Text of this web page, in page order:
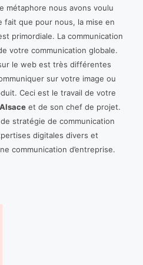
métaphore nous avons voulu
que pour nous, la mise en
primordiale. La communication
votre communication globale.
le web est très différentes
sur votre image ou
Ceci est le travail de votre
et de son chef de projet.
stratégie de communication
digitales divers et
communication d’entreprise.